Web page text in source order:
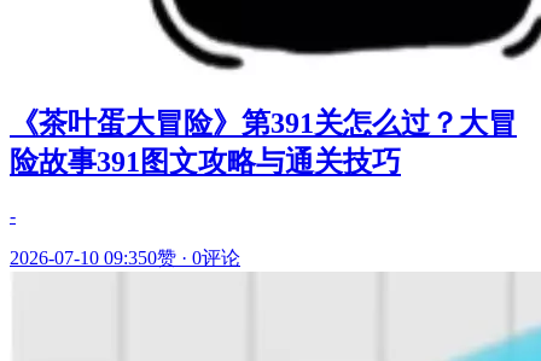
《茶叶蛋大冒险》第391关怎么过？大冒
险故事391图文攻略与通关技巧
-
2026-07-10 09:350赞 · 0评论